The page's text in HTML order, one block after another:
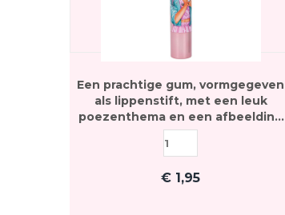
Een prachtige gum, vormgegeven
als lippenstift, met een leuk
poezenthema en een afbeelding
van TOPModel Talita
€ 1,95